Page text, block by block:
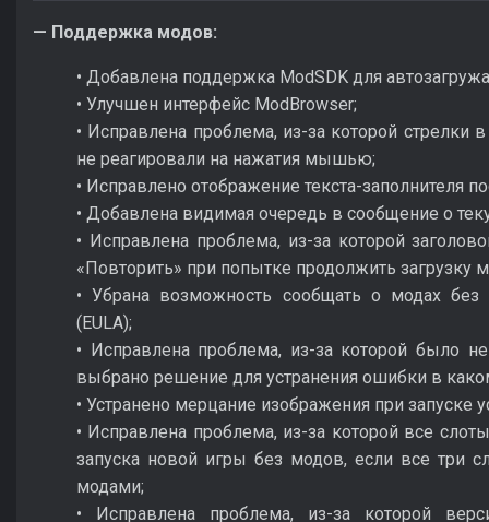
— Поддержка модов:
• Добавлена поддержка ModSDK для
• Улучшен интерфейс ModBrowser;
• Исправлена проблема, из-за которой
не реагировали на нажатия мышью;
• Исправлено отображение текста-заполнителя
• Добавлена видимая очередь в сообщение о
• Исправлена проблема, из-за которой
«Повторить» при попытке продолжить загрузку
• Убрана возможность сообщать о модах без
(EULA);
• Исправлена проблема, из-за которой было
выбрано решение для устранения ошибки в
• Устранено мерцание изображения при запуске
• Исправлена проблема, из-за которой все
запуска новой игры без модов, если все три
модами;
• Исправлена проблема, из-за которой